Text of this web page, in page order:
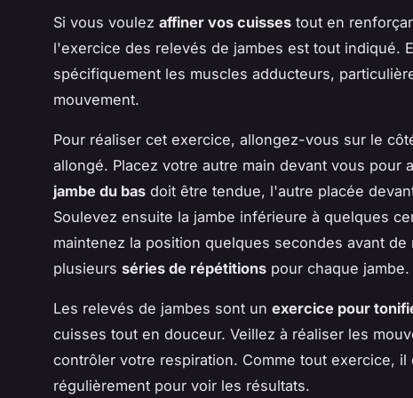
Si vous voulez affiner vos cuisses tout en
l'exercice des relevés de jambes est tout indiqué.
spécifiquement les muscles adducteurs,
mouvement.
Pour réaliser cet exercice, allongez-vous sur le
allongé. Placez votre autre main devant vous pour
jambe du bas doit être tendue, l'autre placée
Soulevez ensuite la jambe inférieure à quelques
maintenez la position quelques secondes avant de
plusieurs séries de répétitions pour chaque jambe.
Les relevés de jambes sont un exercice pour
cuisses tout en douceur. Veillez à réaliser les
contrôler votre respiration. Comme tout exercice,
régulièrement pour voir les résultats.